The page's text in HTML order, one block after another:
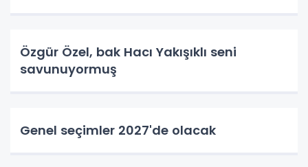
Özgür Özel, bak Hacı Yakışıklı seni
savunuyormuş
Genel seçimler 2027'de olacak